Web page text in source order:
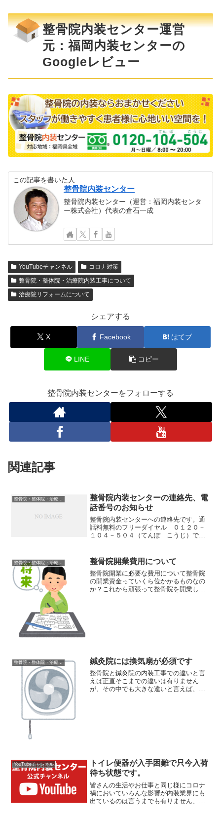
整骨院内装センター運営
元：福岡内装センターの
Googleレビュー
この記事を書いた人
整骨院内装センター
整骨院内装センター（運営：福岡内装センタ
ー株式会社）代表の倉石一成
YouTubeチャンネル
コロナ対策
整骨院・整体院・治療院内装工事について
治療院リフォームについて
シェアする
X Facebook はてブ
LINE コピー
整骨院内装センターをフォローする
関連記事
整骨院内装センターの連絡先、電
話番号のお知らせ
整骨院内装センターへの連絡先です。通
話料無料のフリーダイヤル ０１２０－
１０４－５０４（てんぽ こうじ）です
長の目の届かない、患者様目線の内装を
作り上げて行きます！！借...
整骨院・整体院・治療院内装工事について 整骨院開業費用について
整骨院開業に必要な費用について整骨院
の開業資金っていくら位かかるものなの
か？これから頑張って整骨院を開業して
整骨院・整体院・治療院内装工事について 鍼灸院には換気扇が必須です
整骨院と鍼灸院の内装工事での違いと言
えば正直そこまでの違いは有りません
が、その中でも大きな違いと言えば、換
YouTubeチャンネル
トイレ便器が入手困難で只今入荷
待ち状態です。
皆さんの生活やお仕事と同じ様にコロナ
禍においていろんな影響が内装業界にも
出ているのは言うまでも有りません、今